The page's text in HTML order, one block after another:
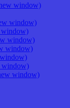
window)
window)
window)
window)
window)
window)
window)